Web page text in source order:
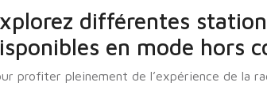
différentes
en mode hors
profiter pleinement de l’expérience de la